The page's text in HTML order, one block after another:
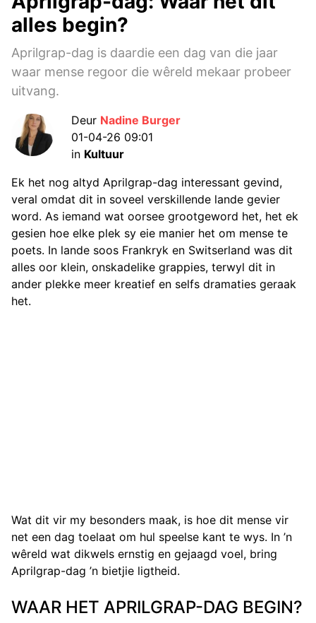
alles begin?
Aprilgrap-dag is daardie een dag van die jaar
waar mense regoor die wêreld mekaar probeer
uitvang.
Deur Nadine Burger
01-04-26 09:01
in Kultuur
Ek het nog altyd Aprilgrap-dag interessant gevind,
veral omdat dit in soveel verskillende lande gevier
word. As iemand wat oorsee grootgeword het, het ek
gesien hoe elke plek sy eie manier het om mense te
poets. In lande soos Frankryk en Switserland was dit
alles oor klein, onskadelike grappies, terwyl dit in
ander plekke meer kreatief en selfs dramaties geraak
het.
Wat dit vir my besonders maak, is hoe dit mense vir
net een dag toelaat om hul speelse kant te wys. In ’n
wêreld wat dikwels ernstig en gejaagd voel, bring
Aprilgrap-dag ’n bietjie ligtheid.
WAAR HET APRILGRAP-DAG BEGIN?